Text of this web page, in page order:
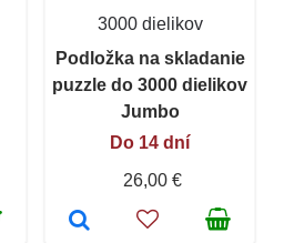
3000 dielikov
Podložka na skladanie
puzzle do 3000 dielikov
Jumbo
Do 14 dní
26,00 €